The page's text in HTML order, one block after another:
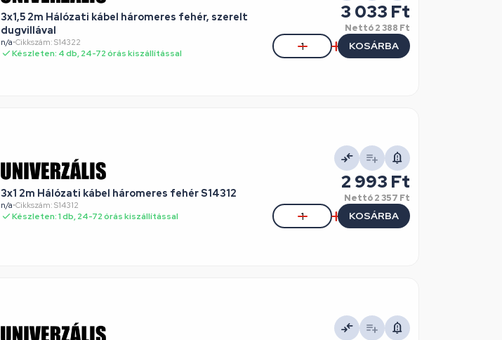
3x1,5 2m Hálózati kábel háromeres fehér, szerelt
dugvillával
n/a•Cikkszám: S14322
Készleten: 4 db, 24-72 órás kiszállítással
3 033 Ft
Nettó2 388 Ft
KOSÁRBA
3x1 2m Hálózati kábel háromeres fehér S14312
n/a•Cikkszám: S14312
Készleten: 1 db, 24-72 órás kiszállítással
2 993 Ft
Nettó2 357 Ft
KOSÁRBA